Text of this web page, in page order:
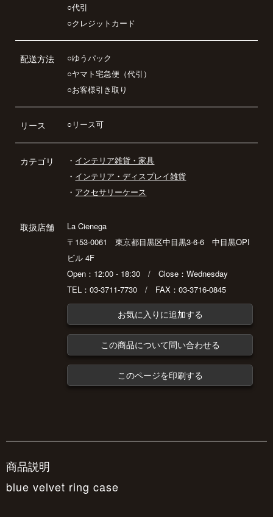
○代引
○クレジットカード
配送方法
○ゆうパック
○ヤマト宅急便（代引）
○お客様引き取り
リース ○リース可
カテゴリ ・ インテリア雑貨・家具
・ インテリア・ディスプレイ雑貨
・ アクセサリーケース
取扱店舗
La Cienega
〒153-0061 東京都目黒区中目黒3-6-6 中目黒OPI
ビル 4F
Open：12:00 - 18:30 / Close：Wednesday
TEL：03-3711-7730 / FAX：03-3716-0845
お気に入りに追加する
この商品について問い合わせる
このページを印刷する
商品説明
blue velvet ring case